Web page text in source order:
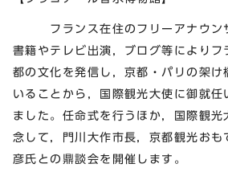
フランス在住のフリーアナウン
書籍やテレビ出演，ブログ等によりフ
都の文化を発信し，京都・パリの架け
いることから，国際観光大使に御就任
ました。任命式を行うほか，国際観光
念して，門川大作市長，京都観光おも
彦氏との鼎談会を開催します。